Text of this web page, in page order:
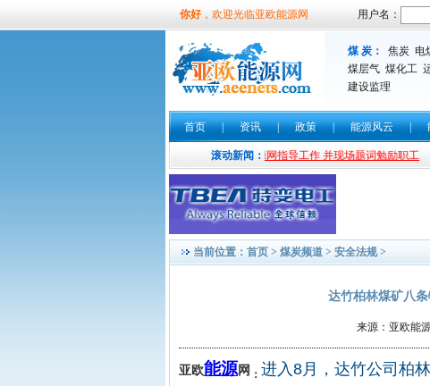
你好，欢迎光临亚欧能源网 用户名：
煤 炭： 焦炭 电
煤层气 煤化工
建设监理
首页 | 资讯 | 政策 | 能源风云 |
滚动新闻：
书法界实力派书法家余制波光临亚欧能源网指导工作 并现场题词勉励职工
当前位置： 首页 > 煤炭频道 > 安全法规>
达竹柏林煤矿八
来源：亚欧能
亚欧能源网 ： 进入8月，达竹公司柏